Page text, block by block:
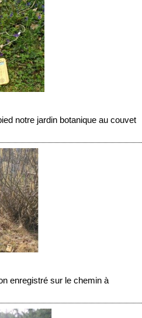
notre jardin botanique au couvet
enregistré sur le chemin à